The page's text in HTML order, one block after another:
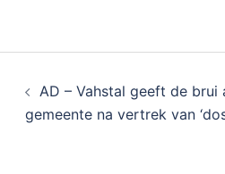
AD – Vahstal geeft de brui
gemeente na vertrek van